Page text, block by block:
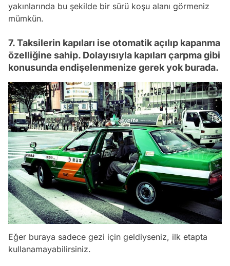
yakınlarında bu şekilde bir sürü koşu alanı görmeniz
mümkün.
7. Taksilerin kapıları ise otomatik açılıp kapanma
özelliğine sahip. Dolayısıyla kapıları çarpma gibi
konusunda endişelenmenize gerek yok burada.
Eğer buraya sadece gezi için geldiyseniz, ilk etapta
kullanamayabilirsiniz.